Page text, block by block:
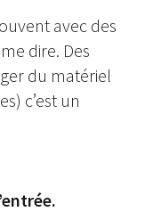
avec des
dire. Des
du matériel
c’est un